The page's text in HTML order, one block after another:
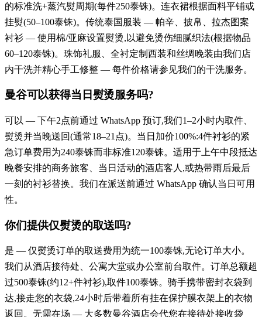
的标准洗+蒸汽熨周期(每件250泰铢)。连衣裙根据面料平铺或
挂熨(50–100泰铢)。传统泰国服装 — 帕辛、披帛、拉杰图案
衬衫 — 使用棉/亚麻设置熨烫,以避免烫伤细腻织法(根据物品
60–120泰铢)。珠饰礼服、全衬定制西装和丝绸晚装由我们店
内干洗并精心手工修整 — 每件价格请参见我们的干洗服务。
曼谷可以获得当日熨烫服务吗?
可以 — 下午2点前通过 WhatsApp 预订,我们1–2小时内取件、
熨烫并当晚送回(通常18–21点)。当日加价100%:4件衬衫的紧
急订单费用为240泰铢而非标准120泰铢。适用于上午中段抵达
晚餐安排的商务旅客、当日活动的酒店客人,或热带雨后最后
一刻的衬衫替换。我们在派送前通过 WhatsApp 确认当日可用
性。
你们提供仅熨烫的取送吗?
是 — 仅熨烫订单的取送费用为统一100泰铢,无论订单大小。
我们从酒店接待处、公寓大堂或办公室前台取件。订单总额超
过500泰铢(约12+件衬衫),取件100泰铢。骑手携带密封衣袋到
达,接走您的衣袋,24小时后带着所有挂在保护膜衣架上的衣物
返回。无需在场 — 大多数曼谷酒店会代您在接待处接收袋